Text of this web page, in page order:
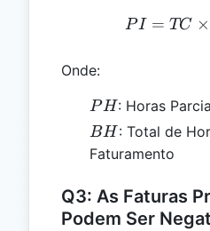
PI = TC ×
Onde:
PH
PH: Horas
BH
BH : Total de
Faturamento
Q3: As Faturas
Podem Ser